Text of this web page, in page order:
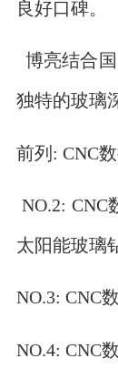
良好口碑。
博亮结合
独特的玻璃
前列: CNC
NO.2:
太阳能玻璃
NO.3: CNC
NO.4: CNC